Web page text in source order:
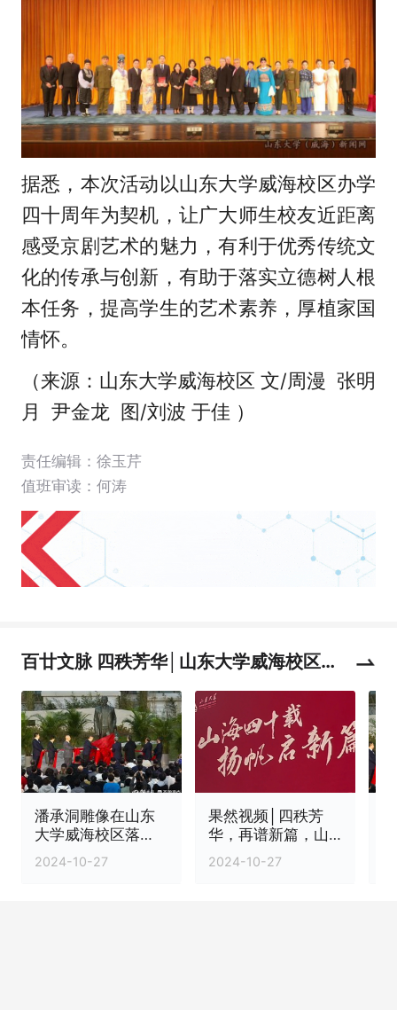
据悉，本次活动以山东大学威海校区办学
四十周年为契机，让广大师生校友近距离
感受京剧艺术的魅力，有利于优秀传统文
化的传承与创新，有助于落实立德树人根
本任务，提高学生的艺术素养，厚植家国
情怀。
（来源：山东大学威海校区 文/周漫 张明
月 尹金龙 图/刘波 于佳 ）
责任编辑：徐玉芹
值班审读：何涛
百廿文脉 四秩芳华│山东大学威海校区迎
来办学40周年
潘承洞雕像在山东
大学威海校区落
成，曾着手创建威
海校区
2024-10-27
果然视频│四秩芳
华，再谱新篇，山
东大学（威海），
重新认识一下
2024-10-27